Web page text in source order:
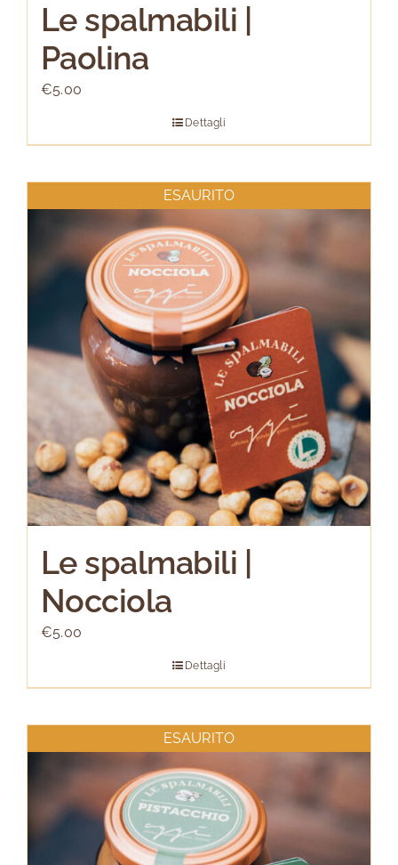
Le spalmabili |
Paolina
€5.00
Dettagli
ESAURITO
Le spalmabili |
Nocciola
€5.00
Dettagli
ESAURITO